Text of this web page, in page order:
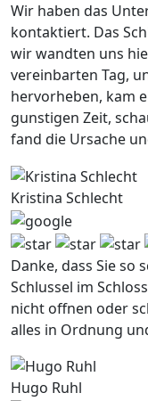
Wir haben das
kontaktiert. Das
wir wandten uns
vereinbarten Tag,
hervorheben, kam
gunstigen Zeit,
fand die Ursache
Kristina Schlecht
Danke, dass Sie so
Schlussel im
nicht offnen oder
alles in Ordnung
Hugo Ruhl